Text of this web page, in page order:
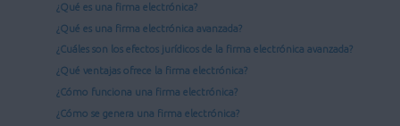
¿Qué es una firma electrónica?
¿Qué es una firma electrónica avanzada?
¿Cuáles son los efectos jurídicos de la firma electrónica avanzada?
¿Qué ventajas ofrece la firma electrónica?
¿Cómo funciona una firma electrónica?
¿Cómo se genera una firma electrónica?